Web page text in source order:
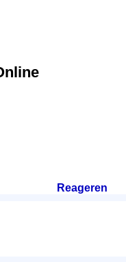
Reageren